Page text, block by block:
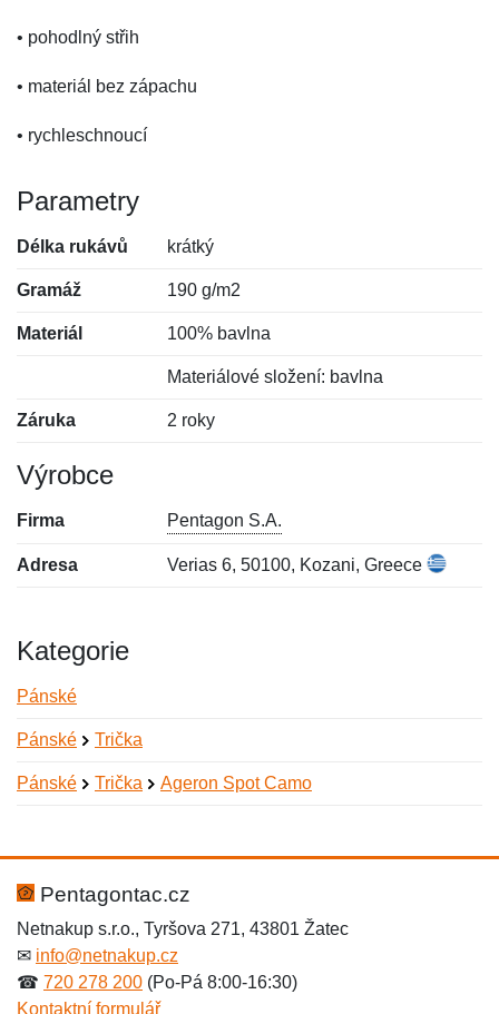
• pohodlný střih
• materiál bez zápachu
• rychleschnoucí
Parametry
Délka rukávů krátký
Gramáž 190 g/m2
Materiál 100% bavlna
Materiálové složení: bavlna
Záruka 2 roky
Výrobce
Firma Pentagon S.A.
Adresa Verias 6, 50100, Kozani, Greece
Kategorie
Pánské
Pánské Trička
Pánské Trička Ageron Spot Camo
Hodnocení:
Jméno: *
Jméno:
E-mail:*
Pentagontac.cz
Netnakup s.r.o., Tyršova 271, 43801 Žatec
✉ info@netnakup.cz
☎ 720 278 200 (Po-Pá 8:00-16:30)
Kontaktní formulář